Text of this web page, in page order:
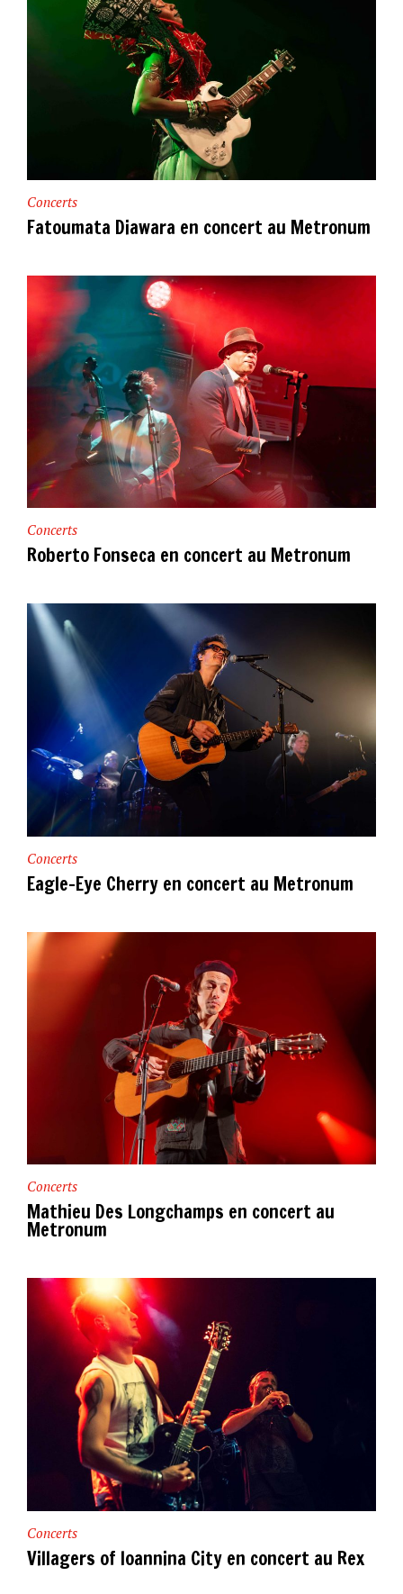
Concerts
Fatoumata Diawara en concert au Metronum
Concerts
Roberto Fonseca en concert au Metronum
Concerts
Eagle-Eye Cherry en concert au Metronum
Concerts
Mathieu Des Longchamps en concert au
Metronum
Concerts
Villagers of Ioannina City en concert au Rex